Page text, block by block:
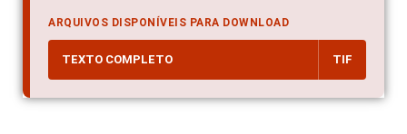
ARQUIVOS DISPONÍVEIS PARA DOWNLOAD
TEXTO COMPLETO TIF